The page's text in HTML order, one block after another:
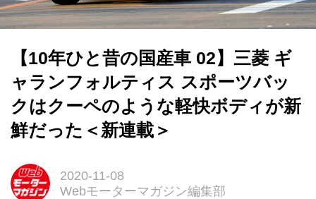
【10年ひと昔の国産車 02】三菱 ギ
ャランフォルティス スポーツバッ
クはクーペのような軽快ボディが新
鮮だった＜新連載＞
2020-11-08
Webモーターマガジン編集部